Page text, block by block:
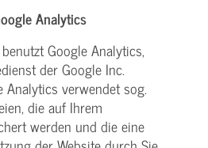
Analytics
Google Analytics,
der Google Inc.
Analytics verwendet sog.
die auf Ihrem
werden und die eine